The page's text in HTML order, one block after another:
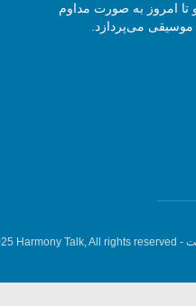
کار کرد و تا امروز به صورت مداوم
موسیقی می‌پردازد.
-
Harmony Talk, All rights reserved.